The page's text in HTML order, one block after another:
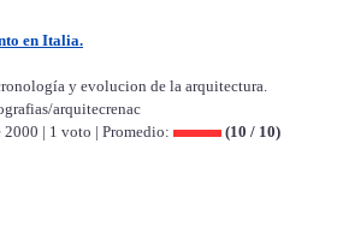
en Italia.
y evolucion de la arquitectura.
arquitecrenac
2000 | 1 voto | Promedio:
(10 / 10)